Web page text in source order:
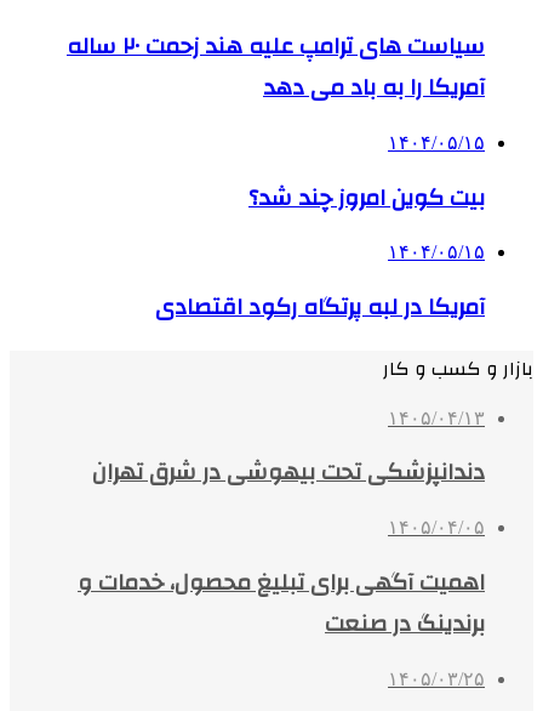
سیاست های ترامپ علیه هند زحمت ۲۰ ساله
آمریکا را به باد می دهد
۱۴۰۴/۰۵/۱۵
بیت کوین امروز چند شد؟
۱۴۰۴/۰۵/۱۵
آمریکا در لبه پرتگاه رکود اقتصادی
بازار و کسب و کار
۱۴۰۵/۰۴/۱۳
دندانپزشکی تحت بیهوشی در شرق تهران
۱۴۰۵/۰۴/۰۵
اهمیت آگهی برای تبلیغ محصول، خدمات و
برندینگ در صنعت
۱۴۰۵/۰۳/۲۵